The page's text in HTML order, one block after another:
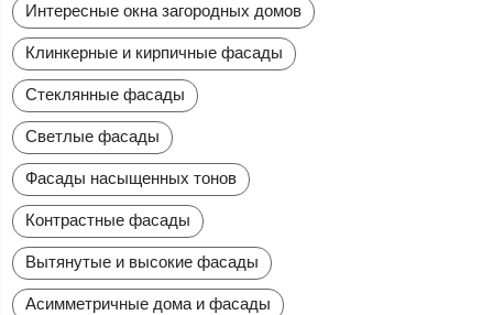
Интересные окна загородных домов
Клинкерные и кирпичные фасады
Стеклянные фасады
Светлые фасады
Фасады насыщенных тонов
Контрастные фасады
Вытянутые и высокие фасады
Асимметричные дома и фасады